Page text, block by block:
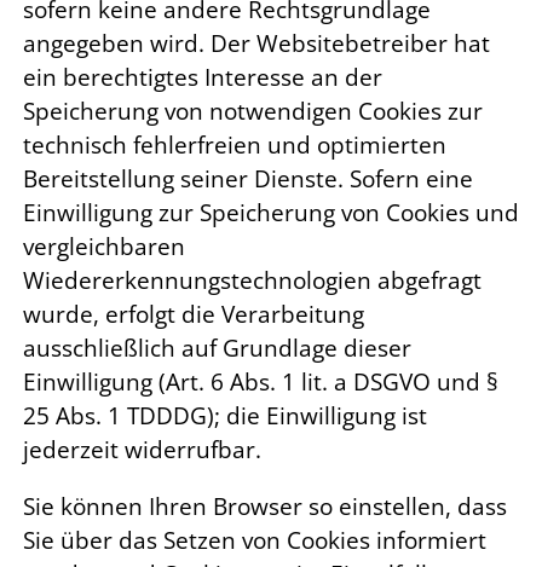
sofern keine andere Rechtsgrundlage
angegeben wird. Der Websitebetreiber hat
ein berechtigtes Interesse an der
Speicherung von notwendigen Cookies zur
technisch fehlerfreien und optimierten
Bereitstellung seiner Dienste. Sofern eine
Einwilligung zur Speicherung von Cookies und
vergleichbaren
Wiedererkennungstechnologien abgefragt
wurde, erfolgt die Verarbeitung
ausschließlich auf Grundlage dieser
Einwilligung (Art. 6 Abs. 1 lit. a DSGVO und §
25 Abs. 1 TDDDG); die Einwilligung ist
jederzeit widerrufbar.
Sie können Ihren Browser so einstellen, dass
Sie über das Setzen von Cookies informiert